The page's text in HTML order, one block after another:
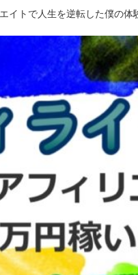
トで人生を逆転した僕の体